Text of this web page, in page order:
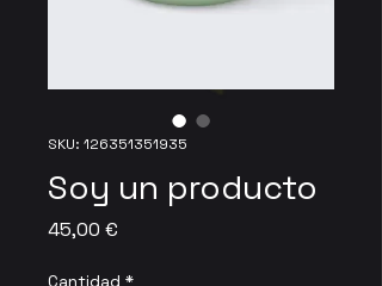
SKU: 126351351935
Soy un producto
45,00 €
Cantidad *